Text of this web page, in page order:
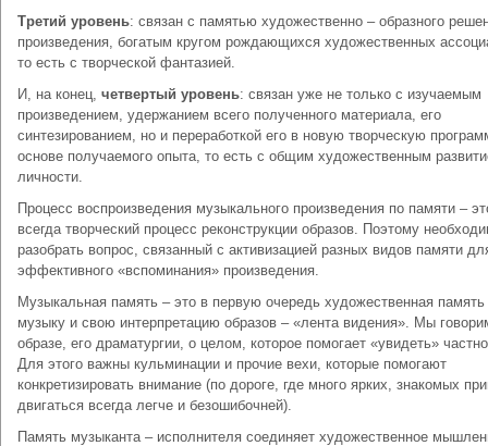
Третий уровень: связан с памятью художественно – образного
произведения, богатым кругом рождающихся художественных
то есть с творческой фантазией.
И, на конец, четвертый уровень: связан уже не только с изучаемым
произведением, удержанием всего полученного материала, его
синтезированием, но и переработкой его в новую творческую
основе получаемого опыта, то есть с общим художественным
личности.
Процесс воспроизведения музыкального произведения по памяти –
всегда творческий процесс реконструкции образов. Поэтому
разобрать вопрос, связанный с активизацией разных видов памяти
эффективного «вспоминания» произведения.
Музыкальная память – это в первую очередь художественная память
музыку и свою интерпретацию образов – «лента видения». Мы
образе, его драматургии, о целом, которое помогает «увидеть»
Для этого важны кульминации и прочие вехи, которые помогают
конкретизировать внимание (по дороге, где много ярких, знакомых
двигаться всегда легче и безошибочней).
Память музыканта – исполнителя соединяет художественное